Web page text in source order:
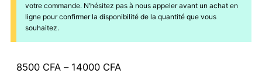
votre commande. N’hésitez pas à nous appeler avant un achat en
ligne pour confirmer la disponibilité de la quantité que vous
souhaitez.
8500 CFA – 14000 CFA
Plage